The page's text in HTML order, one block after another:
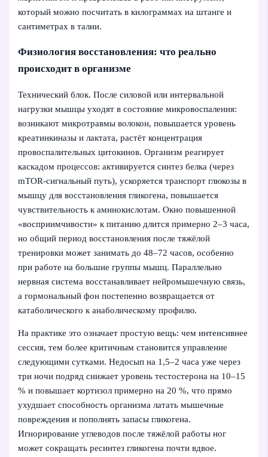
который можно посчитать в килограммах на штанге и
сантиметрах в талии.
Физиология восстановления: что реально
происходит в организме
Технический блок. После силовой или интервальной
нагрузки мышцы уходят в состояние микровоспаления:
возникают микротравмы волокон, повышается уровень
креатинкиназы и лактата, растёт концентрация
провоспалительных цитокинов. Организм реагирует
каскадом процессов: активируется синтез белка (через
mTOR-сигнальный путь), ускоряется транспорт глюкозы в
мышцу для восстановления гликогена, повышается
чувствительность к аминокислотам. Окно повышенной
«восприимчивости» к питанию длится примерно 2–3 часа,
но общий период восстановления после тяжёлой
тренировки может занимать до 48–72 часов, особенно
при работе на большие группы мышц. Параллельно
нервная система восстанавливает нейромышечную связь,
а гормональный фон постепенно возвращается от
катаболического к анаболическому профилю.
На практике это означает простую вещь: чем интенсивнее
сессия, тем более критичным становится управление
следующими сутками. Недосып на 1,5–2 часа уже через
три ночи подряд снижает уровень тестостерона на 10–15
% и повышает кортизол примерно на 20 %, что прямо
ухудшает способность организма латать мышечные
повреждения и пополнять запасы гликогена.
Игнорирование углеводов после тяжёлой работы ног
может сокращать ресинтез гликогена почти вдвое.